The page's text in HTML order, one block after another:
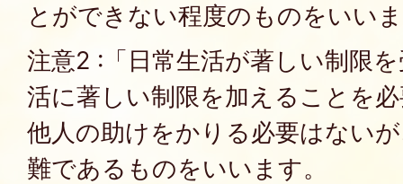
とができない程度のものをいい
注意2 :「日常生活が著しい制限
活に著しい制限を加えることを
他人の助けをかりる必要はない
難であるものをいいます。